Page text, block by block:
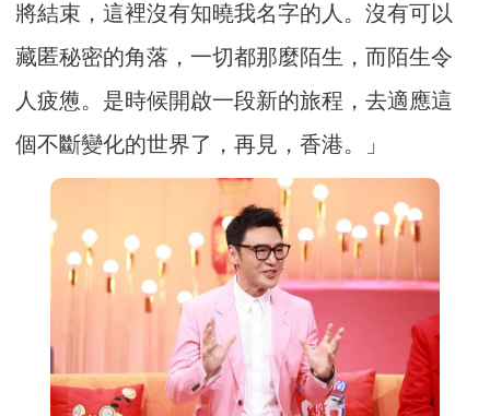
將結束，這裡沒有知曉我名字的人。沒有可以
藏匿秘密的角落，一切都那麼陌生，而陌生令
人疲憊。是時候開啟一段新的旅程，去適應這
個不斷變化的世界了，再見，香港。」